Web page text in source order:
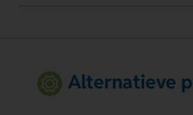
Alternatieve